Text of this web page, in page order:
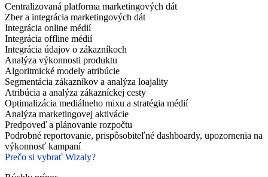
Centralizovaná platforma marketingových dát
Zber a integrácia marketingových dát
Integrácia online médií
Integrácia offline médií
Integrácia údajov o zákazníkoch
Analýza výkonnosti produktu
Algoritmické modely atribúcie
Segmentácia zákazníkov a analýza loajality
Atribúcia a analýza zákazníckej cesty
Optimalizácia mediálneho mixu a stratégia médií
Analýza marketingovej aktivácie
Predpoveď a plánovanie rozpočtu
Podrobné reportovanie, prispôsobiteľné dashboardy, upozornenia na
výkonnosť kampaní
Prečo si vybrať Wizaly?